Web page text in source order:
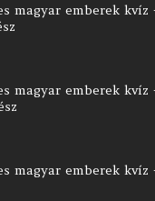
magyar emberek
magyar emberek
magyar emberek